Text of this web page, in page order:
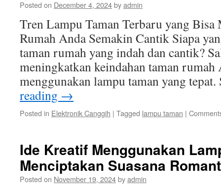
Posted on December 4, 2024byadmin
Tren Lampu Taman Terbaru yang Bisa
Rumah Anda Semakin Cantik Siapa
taman rumah yang indah dan cantik?
meningkatkan keindahan taman rumah
menggunakan lampu taman yang
reading →
Posted in Elektronik Canggih | Tagged lampu taman |
Ide Kreatif Menggunakan
Menciptakan Suasana
Posted on November 19, 2024byadmin